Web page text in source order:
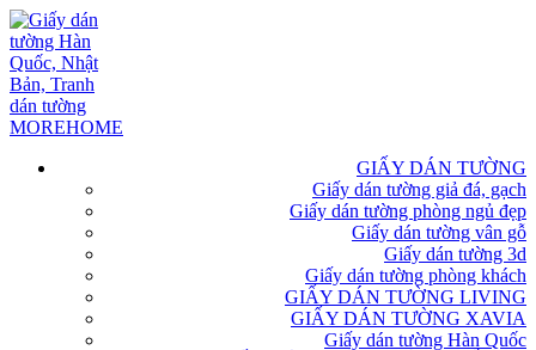
GIẤY DÁN TƯỜNG
Giấy dán tường giả đá, gạch
Giấy dán tường phòng ngủ đẹp
Giấy dán tường vân gỗ
Giấy dán tường 3d
Giấy dán tường phòng khách
GIẤY DÁN TƯỜNG LIVING
GIẤY DÁN TƯỜNG XAVIA
Giấy dán tường Hàn Quốc